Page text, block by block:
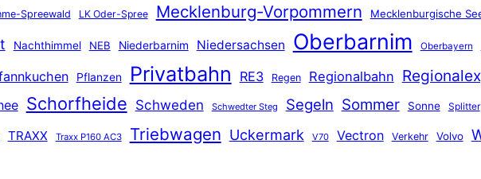
Spreewald LK Oder-Spree Mecklenburg-Vorpommern Mecklenburgische
Nachthimmel NEB Niederbarnim Niedersachsen Oberbarnim Oberbayern
Pflanzen Privatbahn RE3 Regen Regionalbahn
Schorfheide Schweden Schwedter Steg Segeln Sommer Sonne Splitter
TRAXX Traxx P160 AC3 Triebwagen Uckermark V70 Vectron Verkehr Volvo